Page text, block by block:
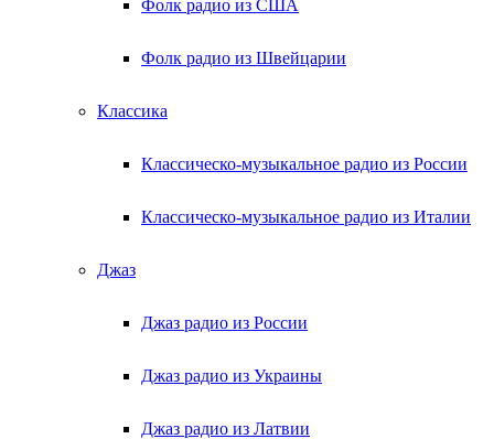
Фолк радио из США
Фолк радио из Швейцарии
Классика
Классическо-музыкальное радио из России
Классическо-музыкальное радио из Италии
Джаз
Джаз радио из России
Джаз радио из Украины
Джаз радио из Латвии